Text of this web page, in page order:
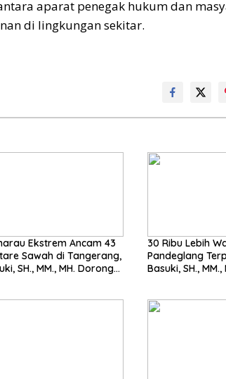
aparat penegak hukum dan
di lingkungan sekitar.
Ekstrem Ancam 43
Sawah di Tangerang,
SH., MM., MH. Dorong
30 Ribu Lebih
Pandeglang
Basuki, SH.,